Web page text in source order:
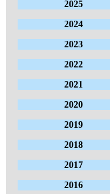
2025
2024
2023
2022
2021
2020
2019
2018
2017
2016